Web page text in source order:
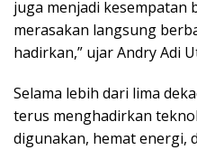
juga menjadi kesempatan
merasakan langsung
hadirkan,” ujar Andry Adi
Selama lebih dari lima
terus menghadirkan
digunakan, hemat energi,